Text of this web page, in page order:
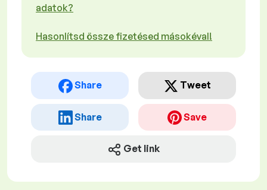
adatok?
Hasonlítsd össze fizetésed másokéval!
Share Tweet
Share Save
Get link